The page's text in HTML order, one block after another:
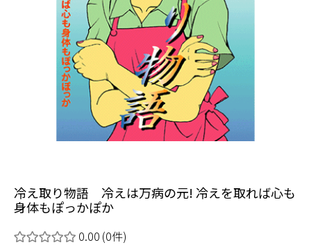
冷え取り物語 冷えは万病の元! 冷えを取れば心も
身体もぽっかぽか
0.00 (0件)